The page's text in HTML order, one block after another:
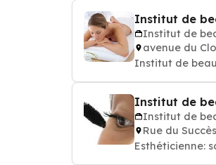
Institut de
Institut de
avenue du
Institut de
Institut de
Institut de
Rue du